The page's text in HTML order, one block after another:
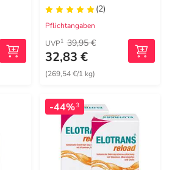
(2)
Pflichtangaben
UVP1 39,95 €
32,83 €
(269,54 €/1 kg)
-44%3